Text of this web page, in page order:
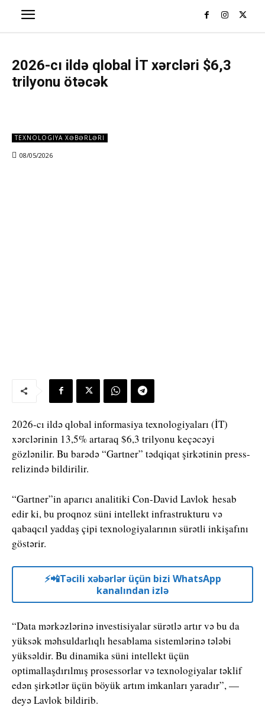
2026-cı ildə qlobal İT xərcləri $6,3
trilyonu ötəcək
TEXNOLOGIYA XƏBƏRLƏRI
08/05/2026
2026-cı ildə qlobal informasiya texnologiyaları (İT)
xərclərinin 13,5% artaraq $6,3 trilyonu keçəcəyi
gözlənilir. Bu barədə “Gartner” tədqiqat şirkətinin press-
relizində bildirilir.
“Gartner”in aparıcı analitiki Con-David Lavlok hesab
edir ki, bu proqnoz süni intellekt infrastrukturu və
qabaqcıl yaddaş çipi texnologiyalarının sürətli inkişafını
göstərir.
⚡️📲Təcili xəbərlər üçün bizi WhatsApp
kanalından izlə
“Data mərkəzlərinə investisiyalar sürətlə artır və bu da
yüksək məhsuldarlıqlı hesablama sistemlərinə tələbi
yüksəldir. Bu dinamika süni intellekt üçün
optimallaşdırılmış prosessorlar və texnologiyalar təklif
edən şirkətlər üçün böyük artım imkanları yaradır”, —
deyə Lavlok bildirib.